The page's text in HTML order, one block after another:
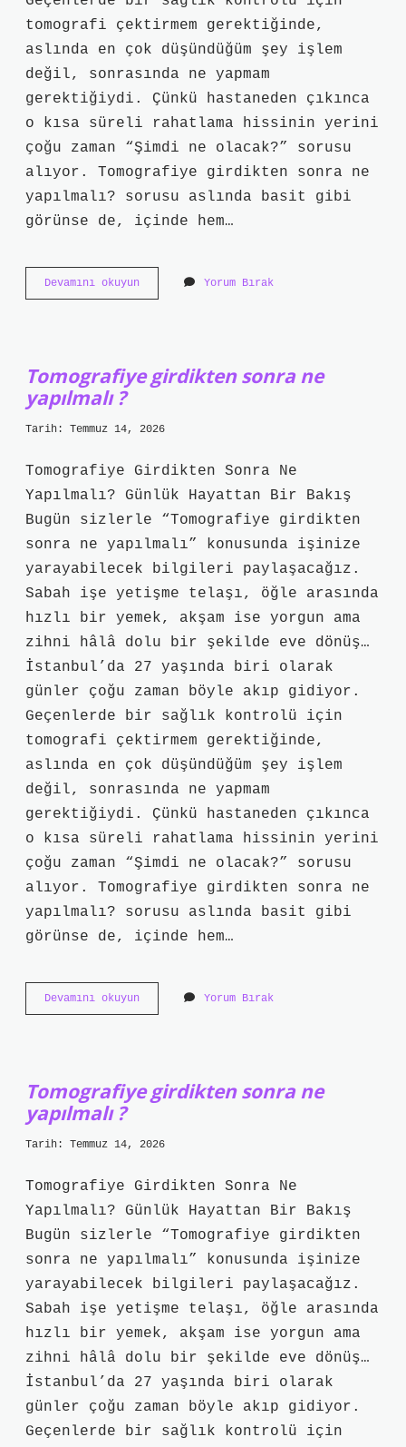
tomografi çektirmem gerektiğinde,
aslında en çok düşündüğüm şey işlem
değil, sonrasında ne yapmam
gerektiğiydi. Çünkü hastaneden çıkınca
o kısa süreli rahatlama hissinin yerini
çoğu zaman “Şimdi ne olacak?” sorusu
alıyor. Tomografiye girdikten sonra ne
yapılmalı? sorusu aslında basit gibi
görünse de, içinde hem…
Devamını okuyun Tomografiye
girdikten
Yorum Bırak
Tomografiye girdikten sonra ne
yapılmalı ?
Tarih: Temmuz 14, 2026
Tomografiye Girdikten Sonra Ne
Yapılmalı? Günlük Hayattan Bir Bakış
Bugün sizlerle “Tomografiye girdikten
sonra ne yapılmalı” konusunda işinize
yarayabilecek bilgileri paylaşacağız.
Sabah işe yetişme telaşı, öğle arasında
hızlı bir yemek, akşam ise yorgun ama
zihni hâlâ dolu bir şekilde eve dönüş…
İstanbul’da 27 yaşında biri olarak
günler çoğu zaman böyle akıp gidiyor.
Geçenlerde bir sağlık kontrolü için
tomografi çektirmem gerektiğinde,
aslında en çok düşündüğüm şey işlem
değil, sonrasında ne yapmam
gerektiğiydi. Çünkü hastaneden çıkınca
o kısa süreli rahatlama hissinin yerini
çoğu zaman “Şimdi ne olacak?” sorusu
alıyor. Tomografiye girdikten sonra ne
yapılmalı? sorusu aslında basit gibi
görünse de, içinde hem…
Devamını okuyun Tomografiye
girdikten
Yorum Bırak
Tomografiye girdikten sonra ne
yapılmalı ?
Tarih: Temmuz 14, 2026
Tomografiye Girdikten Sonra Ne
Yapılmalı? Günlük Hayattan Bir Bakış
Bugün sizlerle “Tomografiye girdikten
sonra ne yapılmalı” konusunda işinize
yarayabilecek bilgileri paylaşacağız.
Sabah işe yetişme telaşı, öğle arasında
hızlı bir yemek, akşam ise yorgun ama
zihni hâlâ dolu bir şekilde eve dönüş…
İstanbul’da 27 yaşında biri olarak
günler çoğu zaman böyle akıp gidiyor.
Geçenlerde bir sağlık kontrolü için